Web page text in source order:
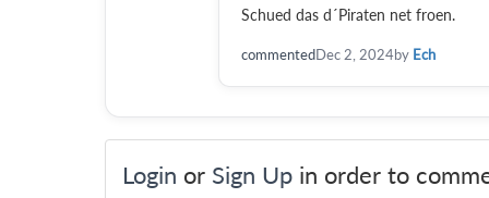
Schued das d´Piraten net froen.
commentedDec 2, 2024by Ech
Login or Sign Up in order to